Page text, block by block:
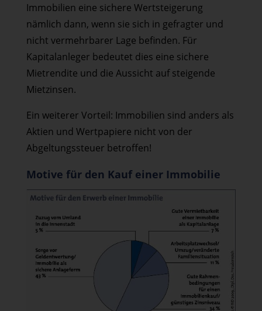
Immobilien eine sichere Wertsteigerung
nämlich dann, wenn sie sich in gefragter und
nicht vermehrbarer Lage befinden. Für
Kapitalanleger bedeutet dies eine sichere
Mietrendite und die Aussicht auf steigende
Mietzinsen.
Ein weiterer Vorteil: Immobilien sind anders als
Aktien und Wertpapiere nicht von der
Abgeltungssteuer betroffen!
Motive für den Kauf einer Immobilie